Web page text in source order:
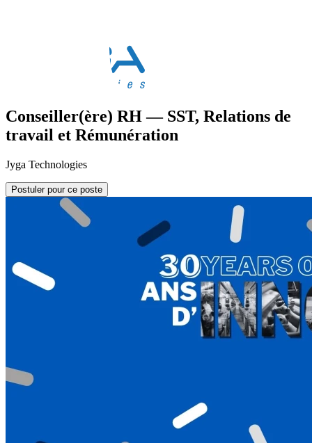
Conseiller(ère) RH — SST, Relations de
travail et Rémunération
Jyga Technologies
Postuler pour ce poste